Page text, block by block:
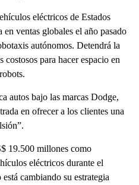
eléctricos de Estados
ventas globales el año pasado
autónomos. Detendrá la
para hacer espacio en
autos bajo las marcas Dodge,
en ofrecer a los clientes una
19.500 millones como
eléctricos durante el
cambiando su estrategia